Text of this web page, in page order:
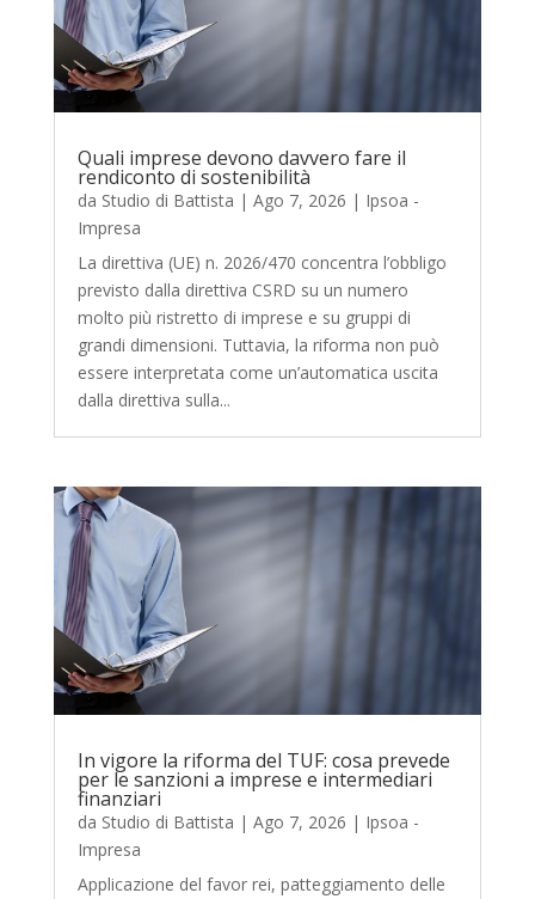
Quali imprese devono davvero fare il
rendiconto di sostenibilità
da Studio di Battista | Ago 7, 2026 | Ipsoa -
Impresa
La direttiva (UE) n. 2026/470 concentra l’obbligo
previsto dalla direttiva CSRD su un numero
molto più ristretto di imprese e su gruppi di
grandi dimensioni. Tuttavia, la riforma non può
essere interpretata come un’automatica uscita
dalla direttiva sulla...
In vigore la riforma del TUF: cosa prevede
per le sanzioni a imprese e intermediari
finanziari
da Studio di Battista | Ago 7, 2026 | Ipsoa -
Impresa
Applicazione del favor rei, patteggiamento delle